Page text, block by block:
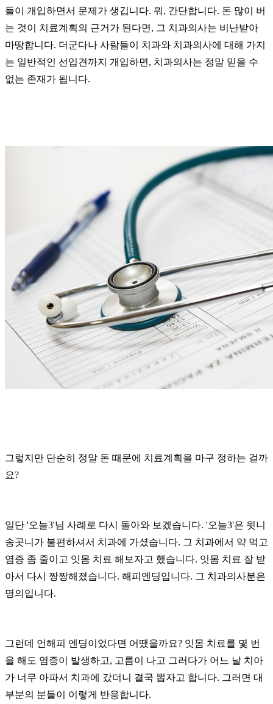
들이 개입하면서 문제가 생깁니다. 뭐, 간단합니다. 돈 많이 버
는 것이 치료계획의 근거가 된다면, 그 치과의사는 비난받아
마땅합니다. 더군다나 사람들이 치과와 치과의사에 대해 가지
는 일반적인 선입견까지 개입하면, 치과의사는 정말 믿을 수
없는 존재가 됩니다.
그렇지만 단순히 정말 돈 때문에 치료계획을 마구 정하는 걸까
요?
일단 '오늘3'님 사례로 다시 돌아와 보겠습니다. '오늘3'은 윗니
송곳니가 불편하셔서 치과에 가셨습니다. 그 치과에서 약 먹고
염증 좀 줄이고 잇몸 치료 해보자고 했습니다. 잇몸 치료 잘 받
아서 다시 짱짱해졌습니다. 해피엔딩입니다. 그 치과의사분은
명의입니다.
그런데 언해피 엔딩이었다면 어땠을까요? 잇몸 치료를 몇 번
을 해도 염증이 발생하고, 고름이 나고 그러다가 어느 날 치아
가 너무 아파서 치과에 갔더니 결국 뽑자고 합니다. 그러면 대
부분의 분들이 이렇게 반응합니다.